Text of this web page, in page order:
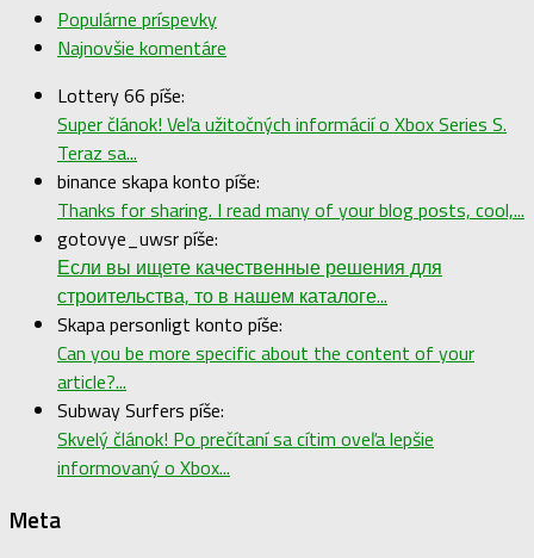
Populárne príspevky
Najnovšie komentáre
Lottery 66 píše:
Super článok! Veľa užitočných informácií o Xbox Series S.
Teraz sa...
binance skapa konto píše:
Thanks for sharing. I read many of your blog posts, cool,...
gotovye_uwsr píše:
Если вы ищете качественные решения для
строительства, то в нашем каталоге...
Skapa personligt konto píše:
Can you be more specific about the content of your
article?...
Subway Surfers píše:
Skvelý článok! Po prečítaní sa cítim oveľa lepšie
informovaný o Xbox...
Meta